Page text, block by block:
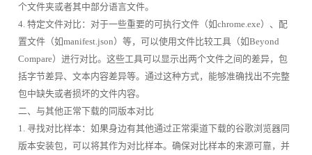
个文件夹或者其中部分语言文件。
4. 特定文件对比：对于一些重要的可执行文件（如chrome.exe）、配
置文件（如manifest.json）等，可以使用文件比较工具（如Beyond
Compare）进行对比。这些工具可以显示出两个文件之间的差异，包
括字节差异、文本内容差异等。通过这种方式，能够准确找出不完整
包中缺失或者损坏的文件内容。
二、与其他正常下载的同版本对比
1. 寻找对比样本：如果身边有其他通过正常渠道下载的谷歌浏览器同
版本安装包，可以将其作为对比样本。确保对比样本的来源可靠，并